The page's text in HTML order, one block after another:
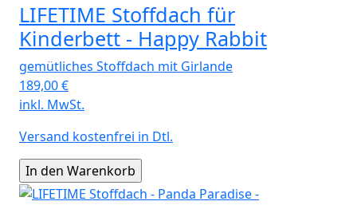
LIFETIME Stoffdach für
Kinderbett - Happy Rabbit
gemütliches Stoffdach mit Girlande
189,00€
inkl. MwSt.
Versand kostenfrei in Dtl.